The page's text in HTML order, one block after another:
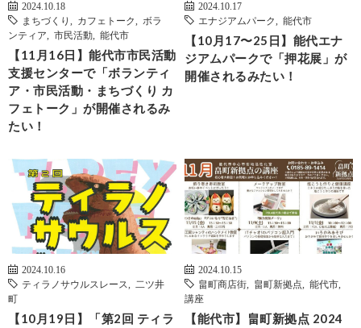
2024.10.18
まちづくり
カフェトーク
ボラ
ンティア
市民活動 能代市
【11月16日】能代市市民活動
支援センターで「ボランティ
ア・市民活動・まちづくり カ
フェトーク」が開催されるみ
たい！
2024.10.17
エナジアムパーク
能代市
【10月17〜25日】能代エナ
ジアムパークで「押花展」が
開催されるみたい！
2024.10.16
ティラノサウルスレース
二ツ井
町
【10月19日】「第2回 ティラ
2024.10.15
畠町商店街
畠町新拠点 能代市
講座
【能代市】畠町新拠点 2024